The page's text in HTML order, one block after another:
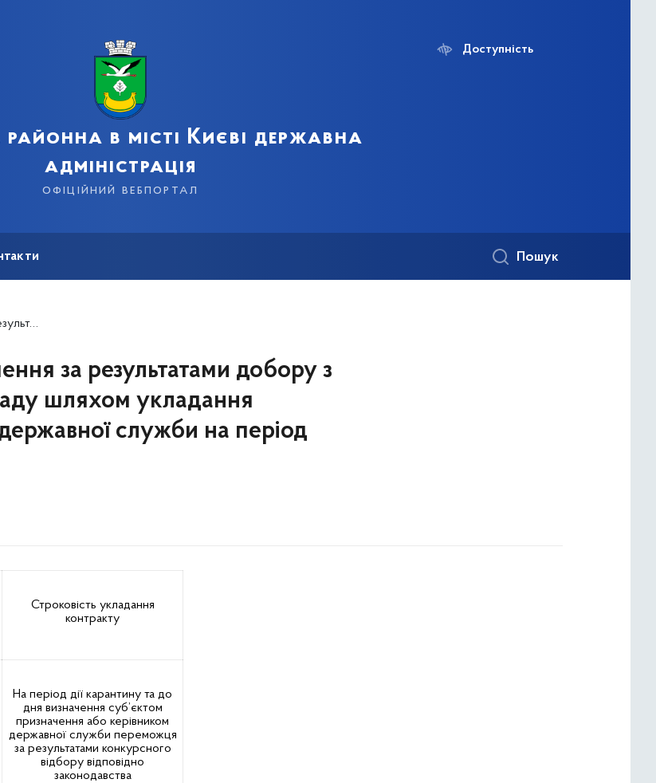
в місті Києві державна
адміністрація
офіційний вебпортал
Доступність
Пошук
дії карантину
за результатами добору з
шляхом укладання
служби на період
Строковість укладання
контракту
На період дії карантину та до
дня визначення суб’єктом
призначення або керівником
державної служби переможця
за результатами конкурсного
відбору відповідно
законодавства